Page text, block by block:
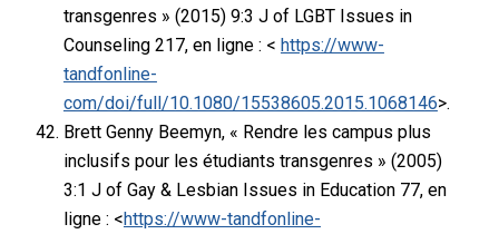
transgenres » (2015) 9:3 J of LGBT Issues in
Counseling 217, en ligne : < https://www-
tandfonline-
com/doi/full/10.1080/15538605.2015.1068146>.
Brett Genny Beemyn, « Rendre les campus plus
inclusifs pour les étudiants transgenres » (2005)
3:1 J of Gay & Lesbian Issues in Education 77, en
ligne : <https://www-tandfonline-